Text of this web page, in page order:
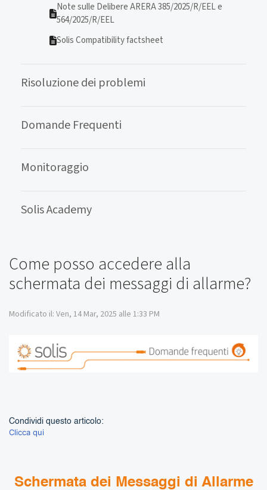
Note sulle Delibere ARERA 385/2025/R/EEL e
564/2025/R/EEL
Solis Compatibility factsheet
Risoluzione dei problemi
Domande Frequenti
Monitoraggio
Solis Academy
Come posso accedere alla
schermata dei messaggi di allarme?
Modificato il: Ven, 14 Mar, 2025 alle 1:33 PM
Condividi questo articolo:
Clicca qui
Schermata dei Messaggi di Allarme